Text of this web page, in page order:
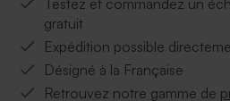
Testez et commandez un
gratuit
Expédition possible
Désigné à la Française
Retrouvez notre gamme de